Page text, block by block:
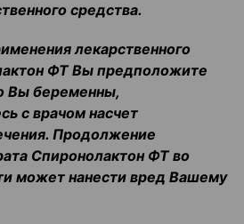
средства.
лекарственного
ФТ Вы предположите
Вы беременны,
с врачом насчет
Продолжение
Спиронолактон ФТ во
может нанести вред Вашему